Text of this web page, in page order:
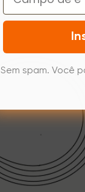
Sem spam. Você